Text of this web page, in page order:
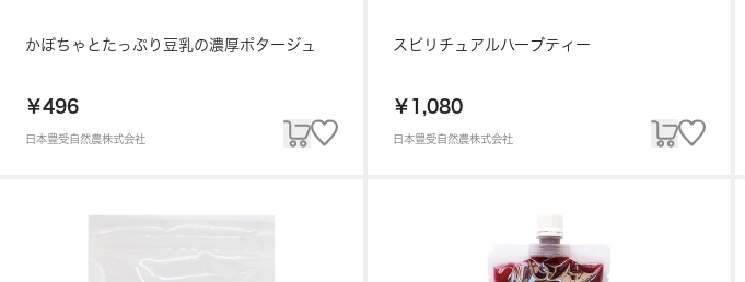
かぼちゃとたっぷり豆乳の濃厚ポタージュ
￥496
日本豊受自然農株式会社
スピリチュアルハーブティー
￥1,080
日本豊受自然農株式会社